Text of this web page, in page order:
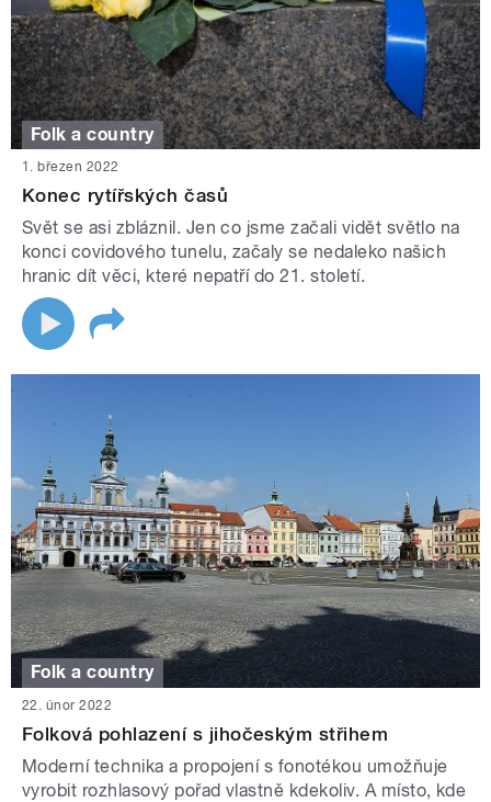
Folk a country
1. březen 2022
Konec rytířských časů
Svět se asi zbláznil. Jen co jsme začali vidět světlo na
konci covidového tunelu, začaly se nedaleko našich
hranic dít věci, které nepatří do 21. století.
Folk a country
22. únor 2022
Folková pohlazení s jihočeským střihem
Moderní technika a propojení s fonotékou umožňuje
vyrobit rozhlasový pořad vlastně kdekoliv. A místo, kde